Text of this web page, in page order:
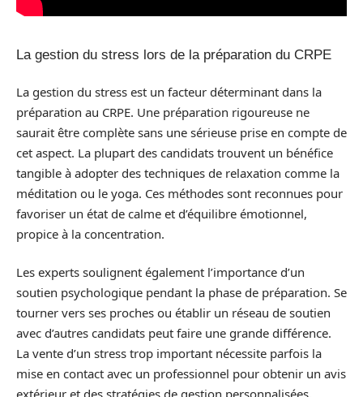
La gestion du stress lors de la préparation du CRPE
La gestion du stress est un facteur déterminant dans la
préparation au CRPE. Une préparation rigoureuse ne
saurait être complète sans une sérieuse prise en compte de
cet aspect. La plupart des candidats trouvent un bénéfice
tangible à adopter des techniques de relaxation comme la
méditation ou le yoga. Ces méthodes sont reconnues pour
favoriser un état de calme et d’équilibre émotionnel,
propice à la concentration.
Les experts soulignent également l’importance d’un
soutien psychologique pendant la phase de préparation. Se
tourner vers ses proches ou établir un réseau de soutien
avec d’autres candidats peut faire une grande différence.
La vente d’un stress trop important nécessite parfois la
mise en contact avec un professionnel pour obtenir un avis